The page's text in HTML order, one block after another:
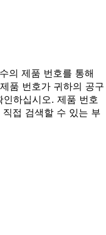
의 제품 번호를 통해
품 번호가 귀하의 공구
하십시오. 제품 번호
접 검색할 수 있는 부